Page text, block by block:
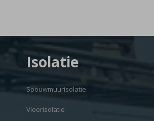
Isolatie
Spouwmuurisolatie
Vloerisolatie